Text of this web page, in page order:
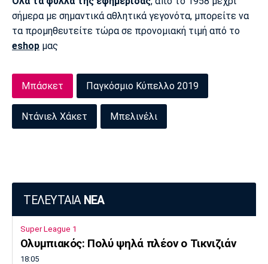
σήμερα με σημαντικά αθλητικά γεγονότα, μπορείτε να
τα προμηθευτείτε τώρα σε προνομιακή τιμή από το
eshop μας
Μπάσκετ Παγκόσμιο Κύπελλο 2019
Ντάνιελ Χάκετ Μπελινέλι
ΤΕΛΕΥΤΑΙΑ ΝΕΑ
Super League 1
Ολυμπιακός: Πολύ ψηλά πλέον ο Τικνιζιάν
18:05